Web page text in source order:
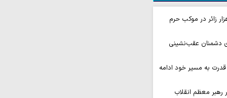
روزانه ۱۰ هزار زائر در موکب حرم
دشمنان عقب‌نشینی
به مسیر خود ادامه
رهبر معظم انقلاب